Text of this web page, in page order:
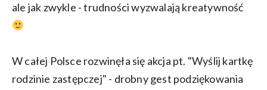
ale jak zwykle - trudności wyzwalają kreatywność
W całej Polsce rozwinęła się akcja pt. "Wyślij kartkę
rodzinie zastępczej" - drobny gest podziękowania